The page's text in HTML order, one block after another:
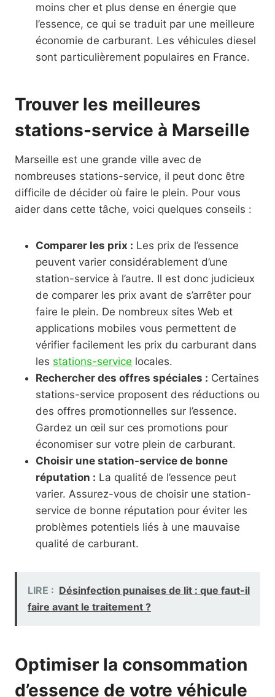
moins cher et plus dense en énergie que
l’essence, ce qui se traduit par une meilleure
économie de carburant. Les véhicules diesel
sont particulièrement populaires en France.
Trouver les meilleures
stations-service à Marseille
Marseille est une grande ville avec de
nombreuses stations-service, il peut donc être
difficile de décider où faire le plein. Pour vous
aider dans cette tâche, voici quelques conseils :
Comparer les prix : Les prix de l’essence
peuvent varier considérablement d’une
station-service à l’autre. Il est donc judicieux
de comparer les prix avant de s’arrêter pour
faire le plein. De nombreux sites Web et
applications mobiles vous permettent de
vérifier facilement les prix du carburant dans
les stations-service locales.
Rechercher des offres spéciales : Certaines
stations-service proposent des réductions ou
des offres promotionnelles sur l’essence.
Gardez un œil sur ces promotions pour
économiser sur votre plein de carburant.
Choisir une station-service de bonne
réputation : La qualité de l’essence peut
varier. Assurez-vous de choisir une station-
service de bonne réputation pour éviter les
problèmes potentiels liés à une mauvaise
qualité de carburant.
LIRE : Désinfection punaises de lit : que faut-il
faire avant le traitement ?
Optimiser la consommation
d’essence de votre véhicule